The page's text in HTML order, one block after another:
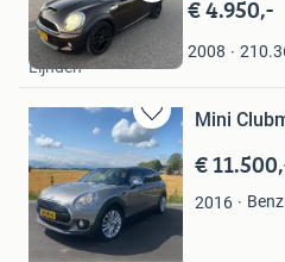
Bewaren
in
Mijn
Favorieten
€ 4.950,-
2008
daan
Lijnden
Bewaren
in
Mijn
Favorieten
Mini
€
2016
Patrick
Zwanenburg